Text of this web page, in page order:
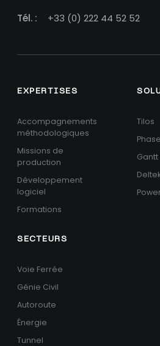
Tél. :
+33 (0) 222 44 52 52
EXPERTISES
Accompagnements
méthodologiques
Missions de
production
Développement
logiciel
Formations
Tilos
SECTEURS
Voie Ferrée
Génie Civil
Autoroute
Énergie
Tunnel